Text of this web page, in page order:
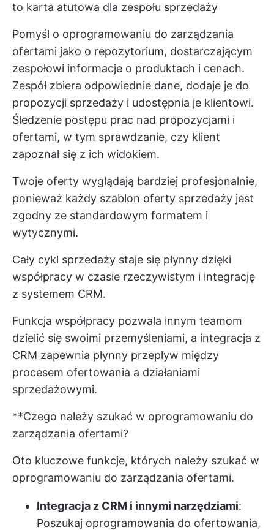
to karta atutowa dla zespołu sprzedaży
Pomyśl o oprogramowaniu do zarządzania
ofertami jako o repozytorium, dostarczającym
zespołowi informacje o produktach i cenach.
Zespół zbiera odpowiednie dane, dodaje je do
propozycji sprzedaży i udostępnia je klientowi.
Śledzenie postępu prac nad propozycjami i
ofertami, w tym sprawdzanie, czy klient
zapoznał się z ich widokiem.
Twoje oferty wyglądają bardziej profesjonalnie,
ponieważ każdy szablon oferty sprzedaży jest
zgodny ze standardowym formatem i
wytycznymi.
Cały cykl sprzedaży staje się płynny dzięki
współpracy w czasie rzeczywistym i integrację
z systemem CRM.
Funkcja współpracy pozwala innym teamom
dzielić się swoimi przemyśleniami, a integracja z
CRM zapewnia płynny przepływ między
procesem ofertowania a działaniami
sprzedażowymi.
**Czego należy szukać w oprogramowaniu do
zarządzania ofertami?
Oto kluczowe funkcje, których należy szukać w
oprogramowaniu do zarządzania ofertami.
Integracja z CRM i innymi narzędziami:
Poszukaj oprogramowania do ofertowania,